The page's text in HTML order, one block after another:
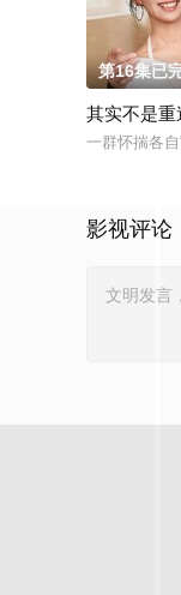
第16集已
其实不是重
一群怀揣各
影视评论